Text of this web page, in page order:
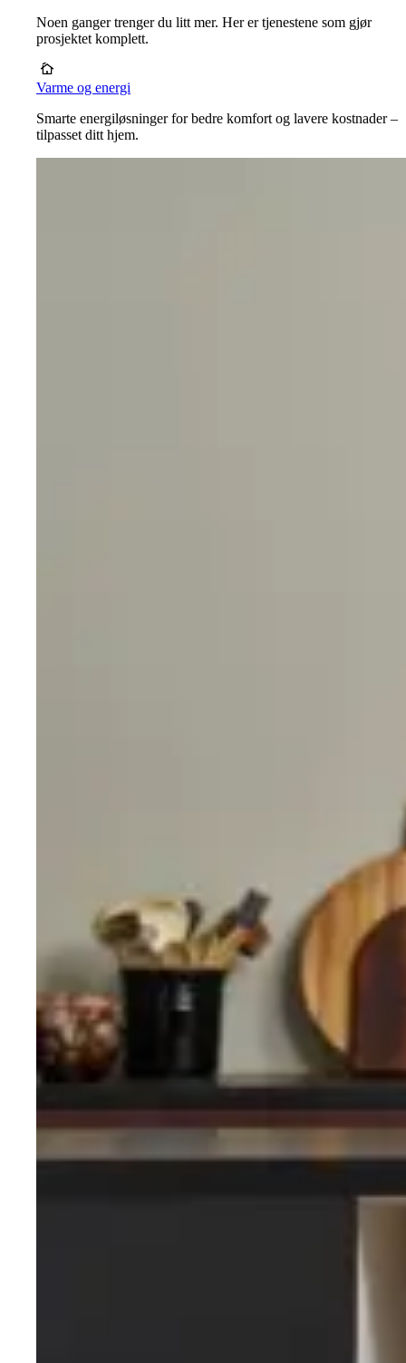
Noen ganger trenger du litt mer. Her er tjenestene som gjør
prosjektet komplett.
Varme og energi
Smarte energiløsninger for bedre komfort og lavere kostnader –
tilpasset ditt hjem.